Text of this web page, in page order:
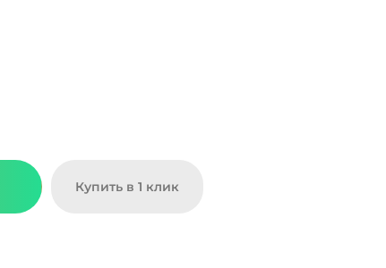
Купить в 1 клик